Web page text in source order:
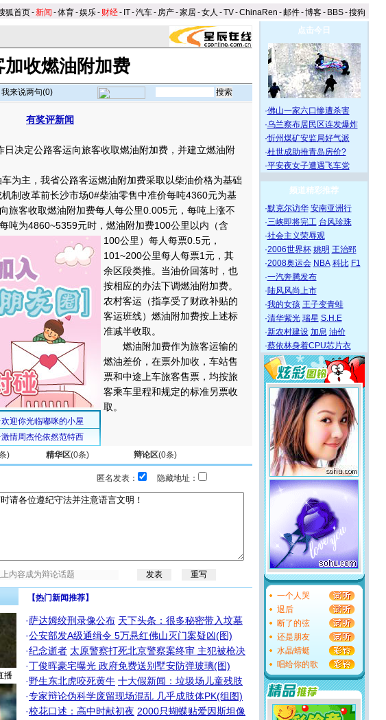
狐首页-新闻 -体育-娱乐- 财经- IT-汽车- 房产-家居-女人 -TV-ChinaRen -邮件-博客- BBS-搜狗
加收燃油附加费
我来说两句(0)
有奖评新闻
决定公路客运向旅客收取燃油附加费，并建立燃油附
主，我省公路客运燃油附加费采取以柴油价格为基础
制改革前长沙市场0#柴油零售中准价每吨4360元为基
旅客收取燃油附加费每人每公里0.005元，每吨上涨不
每吨为4860~5359元时，燃油附加费100公里以内（含
100公里）每人每票0.5元，
101~200公里每人每票1元，其
余区段类推。当油价回落时，也
按相应的办法下调燃油附加费。
农村客运（指享受了财政补贴的
客运班线）燃油附加费按上述标
准减半收取。
燃油附加费作为旅客运输的
燃油差价，在票外加收，车站售
票和中途上车旅客售票，均按旅
客乘车里程和规定的标准另票收
取。
) 精华区(0条) 辩论区(0条)
匿名发表： 隐藏地址：
播
【热门新闻推荐】
·萨达姆绞刑录像公布 天下头条：很多秘密带入坟墓
·公安部发A级通缉令 5万悬红佛山灭门案疑凶(图)
·纪念逝者 太原警察打死北京警察案终审 主犯被枪决
·丁俊晖豪宅曝光 政府免费送别墅安防弹玻璃(图)
·野生东北虎咬死黄牛 十大假新闻：垃圾场儿童残肢
·专家辩论伪科学废留现场混乱 几乎成肢体PK(组图)
·校花口述：高中时献初夜 2000只蝴蝶贴爱因斯坦像
点击今日
·佛山一家六口惨遭杀害
·乌兰察布居民区连发爆炸
·忻州煤矿安监局好气派
·杜世成助推青岛房价?
·平安夜女子遭遇飞车党
频道精彩推荐
·默克尔访华 安南亚洲行
·三峡即将完工 台风珍珠
·社会主义荣辱观
·2006世界杯 姚明 王治郅
·2008奥运会 NBA 科比 F1
·一汽奔腾发布
·陆风风尚上市
·我的女孩 王子变青蛙
·清华紫光 瑞星 S.H.E
·新农村建设 加息 油价
·蔡依林身着CPU芯片衣
一个人哭
退后
断了的弦
还是朋友
水晶蜻蜓
唱给你的歌